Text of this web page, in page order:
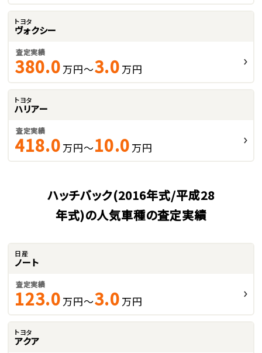
トヨタ
ヴォクシー
査定実績
380.0 万円～3.0 万円
トヨタ
ハリアー
査定実績
418.0 万円～10.0 万円
ハッチバック(2016年式/平成28
年式)の人気車種の査定実績
日産
ノート
査定実績
123.0 万円～3.0 万円
トヨタ
アクア